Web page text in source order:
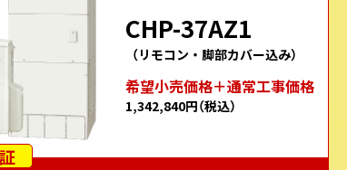
CHP-37AZ1
（リモコン・脚部カバー込み）
希望⼩売価格＋通常⼯事価格
1,342,840円（税込）